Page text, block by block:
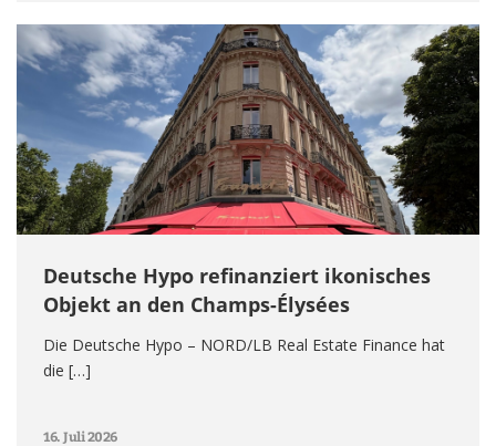
Deutsche Hypo refinanziert ikonisches
Objekt an den Champs-Élysées
Die Deutsche Hypo – NORD/LB Real Estate Finance hat
die […]
16. Juli 2026